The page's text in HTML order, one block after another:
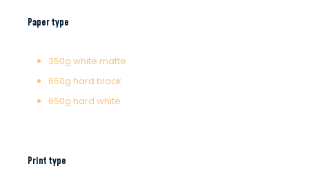
Paper type
350g white matte
650g hard black
650g hard white
Print type